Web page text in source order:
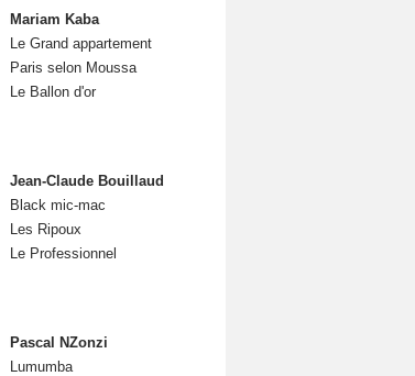
Mariam Kaba
Le Grand appartement
Paris selon Moussa
Le Ballon d'or
Jean-Claude Bouillaud
Black mic-mac
Les Ripoux
Le Professionnel
Pascal NZonzi
Lumumba